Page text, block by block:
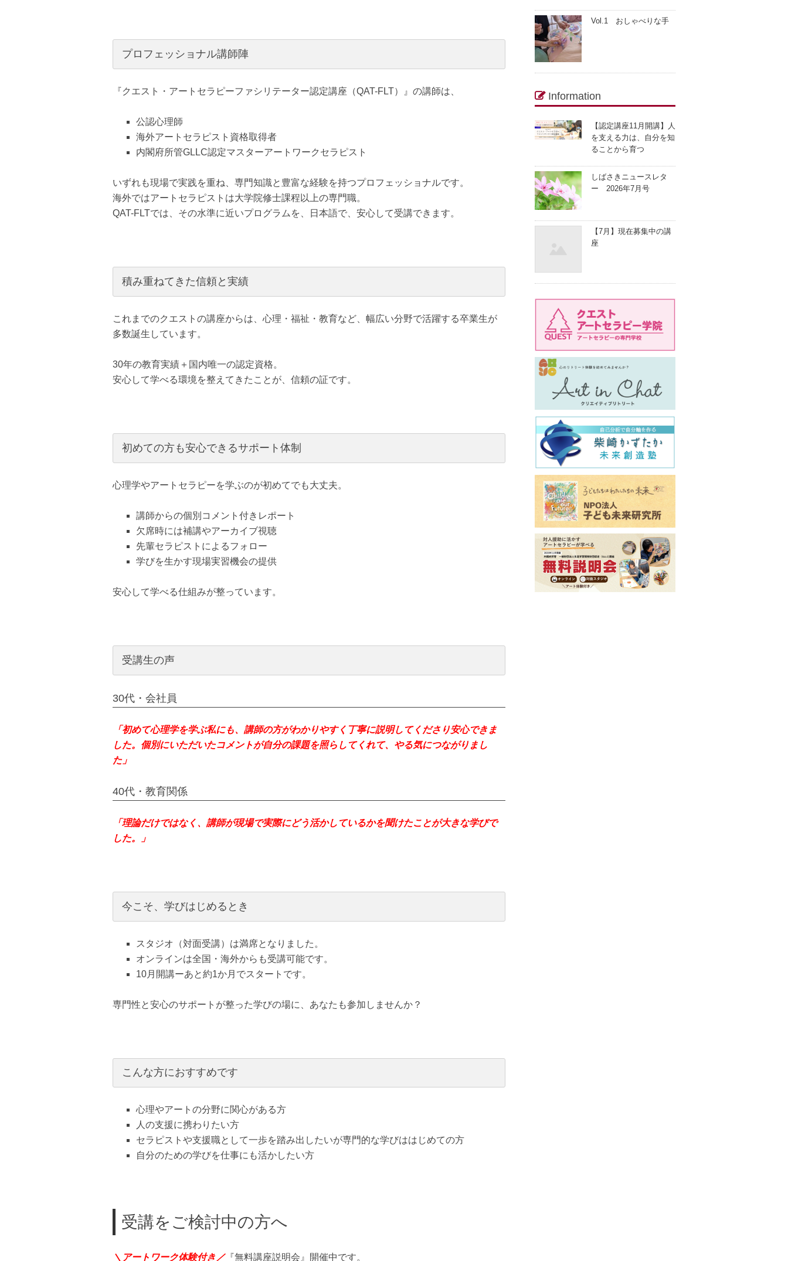
プロフェッショナル講師陣
『クエスト・アートセラピーファシリテーター認定講座（QAT-FLT）』の講師は、
公認心理師
海外アートセラピスト資格取得者
内閣府所管GLLC認定マスターアートワークセラピスト
いずれも現場で実践を重ね、専門知識と豊富な経験を持つプロフェッショナルです。
海外ではアートセラピストは大学院修士課程以上の専門職。
QAT-FLTでは、その水準に近いプログラムを、日本語で、安心して受講できます。
積み重ねてきた信頼と実績
これまでのクエストの講座からは、心理・福祉・教育など、幅広い分野で活躍する卒業生が
多数誕生しています。
30年の教育実績＋国内唯一の認定資格。
安心して学べる環境を整えてきたことが、信頼の証です。
初めての方も安心できるサポート体制
心理学やアートセラピーを学ぶのが初めてでも大丈夫。
講師からの個別コメント付きレポート
欠席時には補講やアーカイブ視聴
先輩セラピストによるフォロー
学びを生かす現場実習機会の提供
安心して学べる仕組みが整っています。
受講生の声
30代・会社員
「初めて心理学を学ぶ私にも、講師の方がわかりやすく丁寧に説明してくださり安心できま
した。個別にいただいたコメントが自分の課題を照らしてくれて、やる気につながりまし
た」
40代・教育関係
「理論だけではなく、講師が現場で実際にどう活かしているかを聞けたことが大きな学びで
した。」
今こそ、学びはじめるとき
スタジオ（対面受講）は満席となりました。
オンラインは全国・海外からも受講可能です。
10月開講ーあと約1か月でスタートです。
専門性と安心のサポートが整った学びの場に、あなたも参加しませんか？
こんな方におすすめです
心理やアートの分野に関心がある方
人の支援に携わりたい方
セラピストや支援職として一歩を踏み出したいが専門的な学びははじめての方
自分のための学びを仕事にも活かしたい方
受講をご検討中の方へ
＼アートワーク体験付き／『無料講座説明会』開催中です。
Vol.1 おしゃべりな手
Information
【認定講座11月開講】人
を支える力は、自分を知
ることから育つ
しばさきニュースレタ
ー 2026年7月号
【7月】現在募集中の講
座